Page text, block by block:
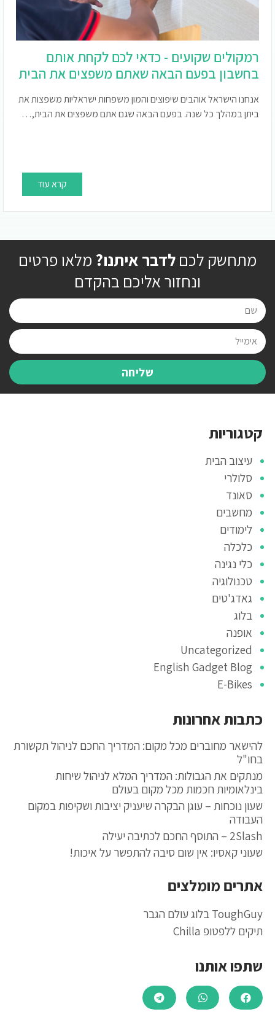
רמקולים שקועים - כדאי לכם לקחת אותם
בחשבון בפעם הבאה שאתם משפצים את הבית
אנחנו הישראל אוהבים שיפוצים והמון משפחות ישראליות משפצות את
ביתן במהלך כל שנה. בפעם הבאה שגם אתם משפצים את הבית,…
קרא עוד
מתחשק לכםלדבר איתנו?מלאו פרטים
ונחזור אליכם בהקדם
שליחה
קטגוריות
עיצוב הבית
סלולרי
סאונד
מחשבים
לימודים
כלכלה
כלי נגינה
טכנולוגיה
גאדג'טים
בלוג
אופנה
Uncategorized
English Gadget Blog
E-Bikes
כתבות אחרונות
להישאר מחוברים מכל מקום: המדריך החכם לניהול תקשורת
בחו"ל
מנתקים את הגבולות: המדריך המלא לניהול שיחות
בינלאומיות חכמות מכל מקום בעולם
שעון נוכחות – עוגן הבקרה שיעניק יציבות ושקיפות במקום
העבודה
2Slash – התוסף החכם לכתיבה יעילה
שעוני קאסיו: אין שום סיבה להתפשר על איכות!
אתרים מומלצים
ToughGuy בלוג עולם הגבר
תיקים ללפטופ Chilla
שתפו אותנו